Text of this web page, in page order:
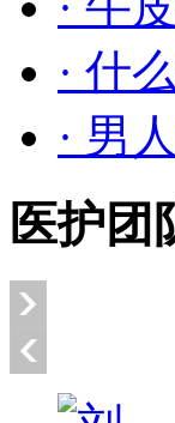
· 什
· 男
医护团